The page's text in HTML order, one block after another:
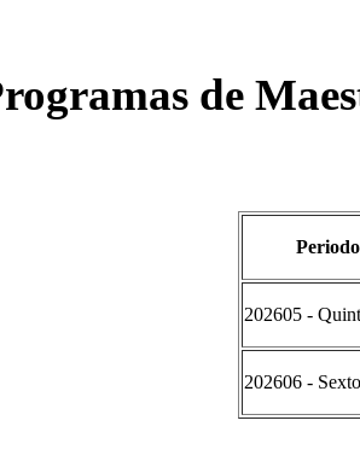
de
Periodo
202605 -
202606 -